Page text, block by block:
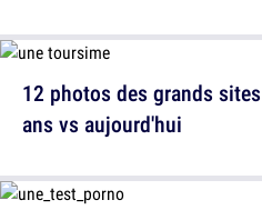
12 photos des grands
ans vs aujourd'hui